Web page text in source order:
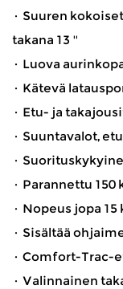
· Suuren
takana 13 ''
· Luova
· Kätevä
· Etu- ja
· Suuntavalot,
·
· Parannettu
· Nopeus jopa
· Sisältää
· Comfort-Trac-
· Valinnainen